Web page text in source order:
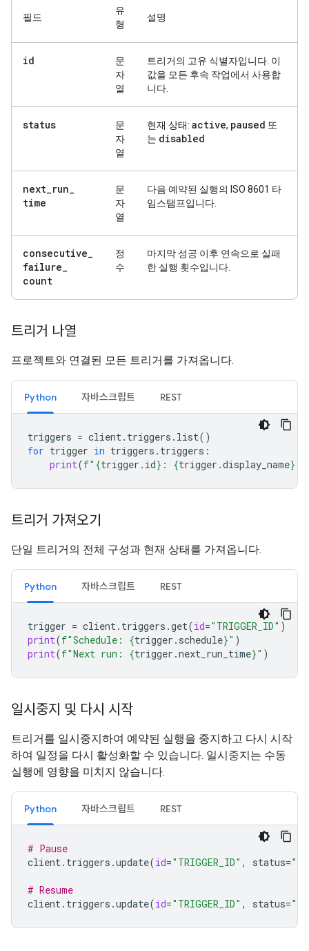
필드
유
형
설명
id
문
자
열
트리거의 고유 식별자입니다. 이
값을 모든 후속 작업에서 사용합
니다.
status
문
자
열
현재 상태: active, paused 또
는 disabled
next_run_
time
문
자
열
다음 예약된 실행의 ISO 8601 타
임스탬프입니다.
consecutive_
failure_
count
정
수
마지막 성공 이후 연속으로 실패
한 실행 횟수입니다.
트리거 나열
프로젝트와 연결된 모든 트리거를 가져옵니다.
Python 자바스크립트 REST
triggers = client. triggers . list()
for trigger in triggers . triggers :
print(f" {trigger . id} : {trigger .display_name}
트리거 가져오기
단일 트리거의 전체 구성과 현재 상태를 가져옵니다.
Python 자바스크립트 REST
trigger = client. triggers .get(id="TRIGGER_ID" )
print(f"Schedule: {trigger . schedule}" )
print(f"Next run: {trigger .next_run_time}" )
일시중지 및 다시 시작
트리거를 일시중지하여 예약된 실행을 중지하고 다시 시작
하여 일정을 다시 활성화할 수 있습니다. 일시중지는 수동
실행에 영향을 미치지 않습니다.
Python 자바스크립트 REST
# Pause
client. triggers .update(id="TRIGGER_ID" , status=
# Resume
client. triggers .update(id="TRIGGER_ID" , status=